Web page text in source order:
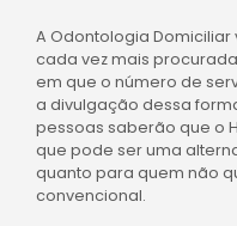
A Odontologia
cada vez mais
em que o número de
a divulgação dessa
pessoas saberão que o
que pode ser uma
quanto para quem não
convencional.